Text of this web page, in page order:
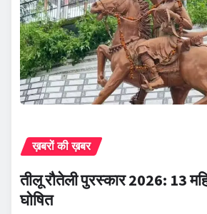
ख़बरों की ख़बर
तीलू रौतेली पुरस्कार 2026: 13
घोषित